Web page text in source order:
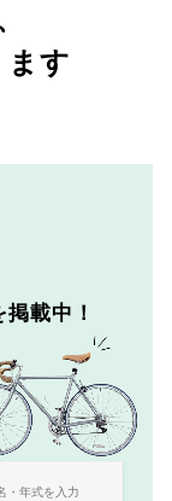
ます
載中！